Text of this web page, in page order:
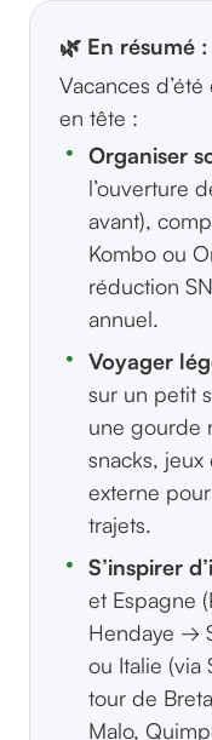
🌿 En résumé :
Vacances
en tête :
Organiser
l’ouverture
avant),
Kombo ou
réduction
annuel.
Voyager
sur un petit
une gourde
snacks,
externe
trajets.
S’inspirer
et Espagne
Hendaye →
ou Italie (via
tour de
Malo,